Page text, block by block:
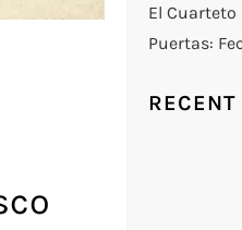
El Cuarteto
Puertas: